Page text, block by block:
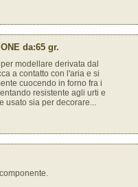
da:65 gr.
per modellare derivata dal
a contatto con l'aria e si
cuocendo in forno fra i
resistente agli urti e
usato sia per decorare...